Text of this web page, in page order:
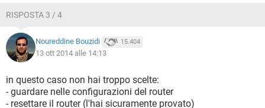
RISPOSTA 3 / 4
Noureddine Bouzidi 15.404
13 ott 2014 alle 14:13
in questo caso non hai troppo scelte:
- guardare nelle configurazioni del router
- resettare il router (l'hai sicuramente provato)